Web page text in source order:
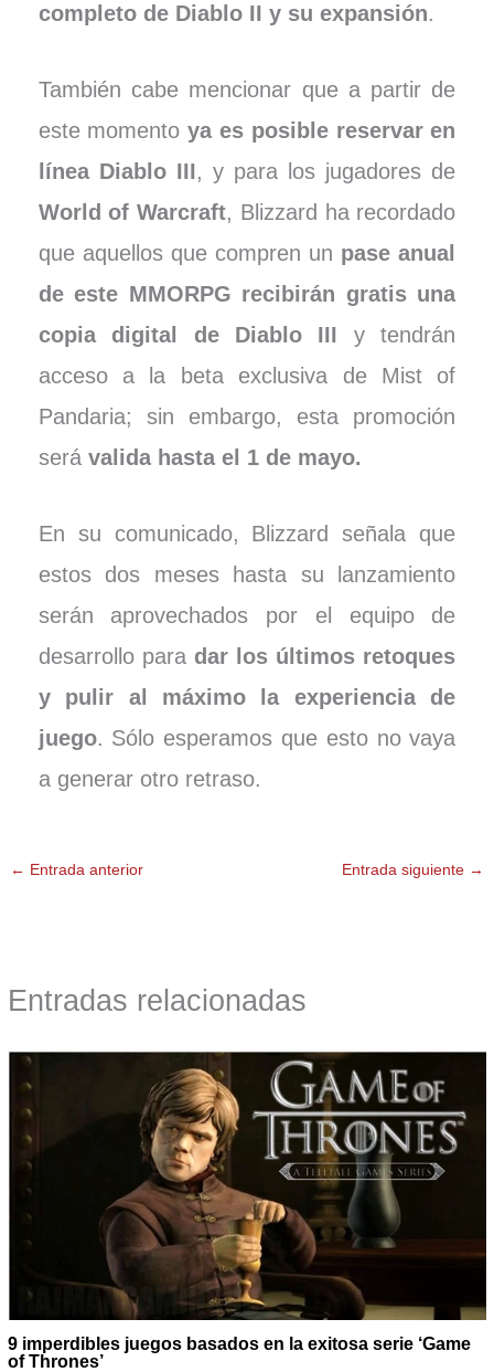
completo de Diablo II y su expansión.
También cabe mencionar que a partir de
este momento ya es posible reservar en
línea Diablo III, y para los jugadores de
World of Warcraft, Blizzard ha recordado
que aquellos que compren un pase anual
de este MMORPG recibirán gratis una
copia digital de Diablo III y tendrán
acceso a la beta exclusiva de Mist of
Pandaria; sin embargo, esta promoción
será valida hasta el 1 de mayo.
En su comunicado, Blizzard señala que
estos dos meses hasta su lanzamiento
serán aprovechados por el equipo de
desarrollo paradar los últimos retoques
y pulir al máximo la experiencia de
juego. Sólo esperamos que esto no vaya
a generar otro retraso.
← Entrada anterior Entrada siguiente →
Entradas relacionadas
9 imperdibles juegos basados en la exitosa serie ‘Game
of Thrones’